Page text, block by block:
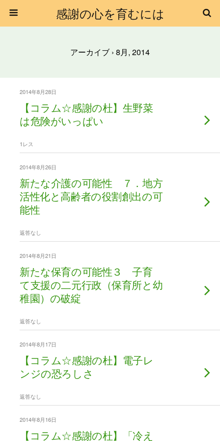
感謝の心を育むには
アーカイブ › 8月, 2014
2014年8月28日
【コラム☆感謝の杜】生野菜
は危険がいっぱい
1レス
2014年8月26日
新たな介護の可能性 ７．地方
活性化と高齢者の役割創出の可
能性
返答なし
2014年8月21日
新たな保育の可能性３ 子育
て支援の二元行政（保育所と幼
稚園）の破綻
返答なし
2014年8月17日
【コラム☆感謝の杜】電子レ
ンジの恐ろしさ
返答なし
2014年8月16日
【コラム☆感謝の杜】「冷え